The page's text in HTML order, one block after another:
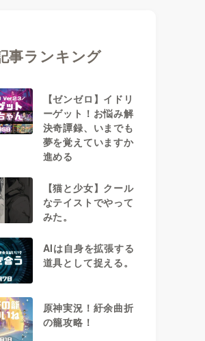
事ランキング
【ゼンゼロ】イドリ
ーゲット！お悩み解
決奇譚録、いまでも
夢を覚えていますか
進める
【猫と少女】クール
なテイストでやって
みた。
AIは自身を拡張する
道具として捉える。
原神実況！紆余曲折
の籠攻略！